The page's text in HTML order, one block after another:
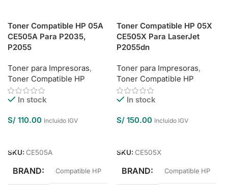
Toner Compatible HP 05A
CE505A Para P2035,
P2055
Toner para Impresoras,
Toner Compatible HP
In stock
S/ 110.00 Incluido IGV
SKU: CE505A
BRAND Compatible HP
Toner Compatible HP 05X
CE505X Para LaserJet
P2055dn
Toner para Impresoras,
Toner Compatible HP
In stock
S/ 150.00 Incluido IGV
SKU: CE505X
BRAND Compatible HP